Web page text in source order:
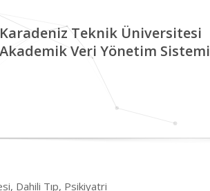
Karadeniz Teknik Üniversitesi
Akademik Veri Yönetim Sistemi
Dahili Tıp, Psikiyatri